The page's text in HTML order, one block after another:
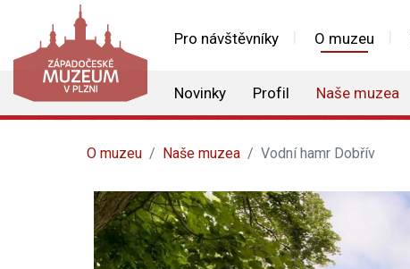
Pro návštěvníky O muzeu
Novinky Profil Naše muzea
O muzeu Naše muzea Vodní hamr Dobřív